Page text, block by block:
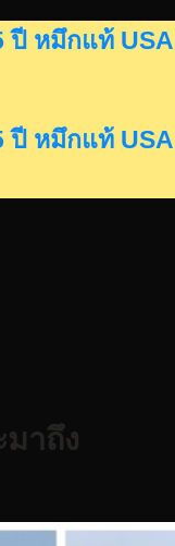
ปี หมึกแท้
ปี หมึกแท้
าถึง